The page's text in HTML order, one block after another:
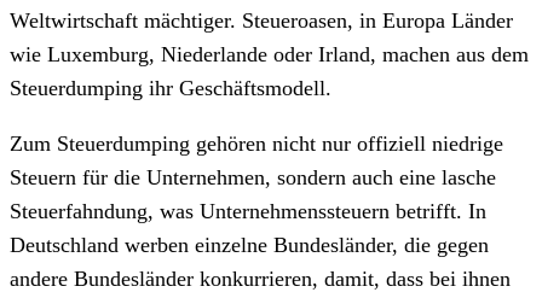
Weltwirtschaft mächtiger. Steueroasen, in Europa Länder
wie Luxemburg, Niederlande oder Irland, machen aus dem
Steuerdumping ihr Geschäftsmodell.
Zum Steuerdumping gehören nicht nur offiziell niedrige
Steuern für die Unternehmen, sondern auch eine lasche
Steuerfahndung, was Unternehmenssteuern betrifft. In
Deutschland werben einzelne Bundesländer, die gegen
andere Bundesländer konkurrieren, damit, dass bei ihnen